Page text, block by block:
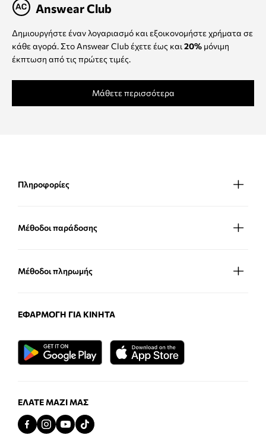
Answear Club
Δημιουργήστε έναν λογαριασμό και εξοικονομήστε χρήματα σε
κάθε αγορά. Στο Answear Club έχετε έως και 20% μόνιμη
έκπτωση από τις πρώτες τιμές.
Μάθετε περισσότερα
Πληροφορίες
Μέθοδοι παράδοσης
Μέθοδοι πληρωμής
ΕΦΑΡΜΟΓΉ ΓΙΑ ΚΙΝΗΤΆ
ΕΛΆΤΕ ΜΑΖΊ ΜΑΣ